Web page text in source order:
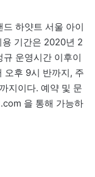
하얏트 서울 아이
용 기간은 2020년 2
운영시간 이후이
오후 9시 반까지, 주
지이다. 예약 및 문
을 통해 가능하